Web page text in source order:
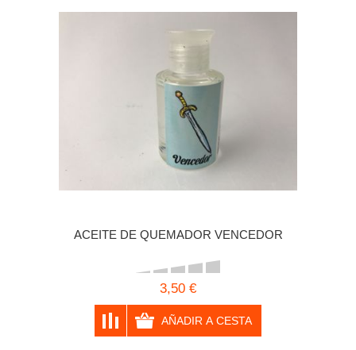
ACEITE DE QUEMADOR VENCEDOR
3,50 €